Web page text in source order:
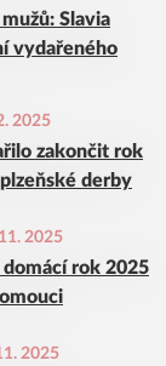
Slavia
vydařeného
2025
zakončit rok
derby
2025
domácí rok 2025
2025